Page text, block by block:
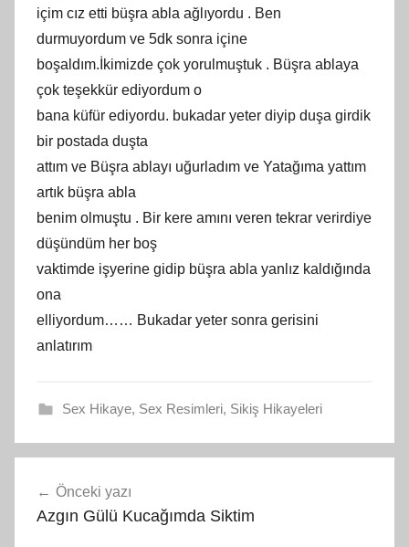
içim cız etti büşra abla ağlıyordu . Ben
durmuyordum ve 5dk sonra içine
boşaldım.İkimizde çok yorulmuştuk . Büşra ablaya
çok teşekkür ediyordum o
bana küfür ediyordu. bukadar yeter diyip duşa girdik
bir postada duşta
attım ve Büşra ablayı uğurladım ve Yatağıma yattım
artık büşra abla
benim olmuştu . Bir kere amını veren tekrar verirdiye
düşündüm her boş
vaktimde işyerine gidip büşra abla yanlız kaldığında
ona
elliyordum…… Bukadar yeter sonra gerisini
anlatırım
Sex Hikaye, Sex Resimleri, Sikiş Hikayeleri
gezinmesi
Önceki yazı
Azgın Gülü Kucağımda Siktim